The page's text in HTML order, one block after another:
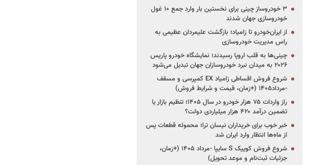
۳ خودروساز چینی برای نخستین بار وارد جمع ۱۰ غول
خودروسازی جهان شدند
از ایران‌خودرو تا زامیاد؛ بازگشت علیمردان عظیمی به
راس مدیریت خودروسازی
چینی‌ها به قلب اروپا رسیدند؛ نمایشگاه خودرو پاریس
۲۰۲۶ به میدان نبرد خودروسازان جهان تبدیل می‌شود
شروع فروش اقساطی زامیاد EX کمپرسی و مسقف
-مرداد۱۴۰۵ (+زمان، قیمت و شرایط فروش)
راز واردات ۷۵ هزار خودرو در سال ۱۴۰۵؛ تنظیم بازار یا
تضمین درآمد ۴۲۰ هزار میلیاردی دولت؟
خبر خوب برای خریداران نیسان ترا؛ محموله قطعات پس
از ماه‌ها انتظار وارد ایران شد
شروع فروش کوییک S سایپا -مرداد ۱۴۰۵ (+زمان،
جزئیات ثبت‌نام و موعد تحویل)